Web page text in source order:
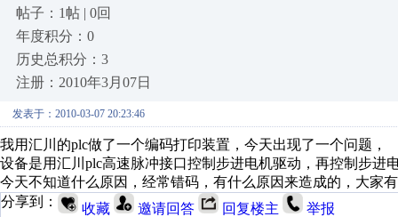
帖子：1帖 | 0回
年度积分：0
历史总积分：3
注册：2010年3月07日
发表于：2010-03-07 20:23:46
我用汇川的plc做了一个编码打印装置，今天出现了一个问题，
设备是用汇川plc高速脉冲接口控制步进电机驱动，再控制步进
今天不知道什么原因，经常错码，有什么原因来造成的，大家
分享到：
收藏 邀请回答 回复楼主 举报